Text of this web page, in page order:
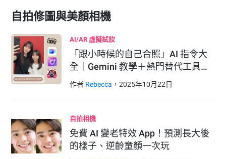
自拍修圖與美顏相機
AI/AR 虛擬試妝
「跟小時候的自己合照」AI 指令大
全｜Gemini 教學＋熱門替代工具…
作者 Rebecca ，2025年10月22日
自拍相機
免費 AI 變老特效 App！預測長大後
的樣子、逆齡童顏一次玩